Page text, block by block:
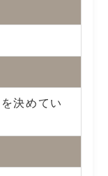
決めてい